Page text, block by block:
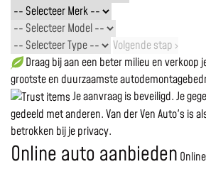
Volgende stap ›
Draag bij aan een beter milieu en verkoop
grootste en duurzaamste
Je aanvraag is beveiligd. Je
gedeeld met anderen. Van der Ven Auto's is
betrokken bij je privacy.
Online auto aanbieden